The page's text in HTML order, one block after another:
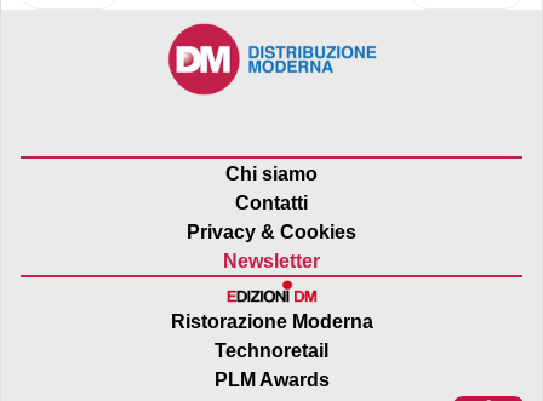
Chi siamo
Contatti
Privacy & Cookies
Newsletter
Ristorazione Moderna
Technoretail
PLM Awards